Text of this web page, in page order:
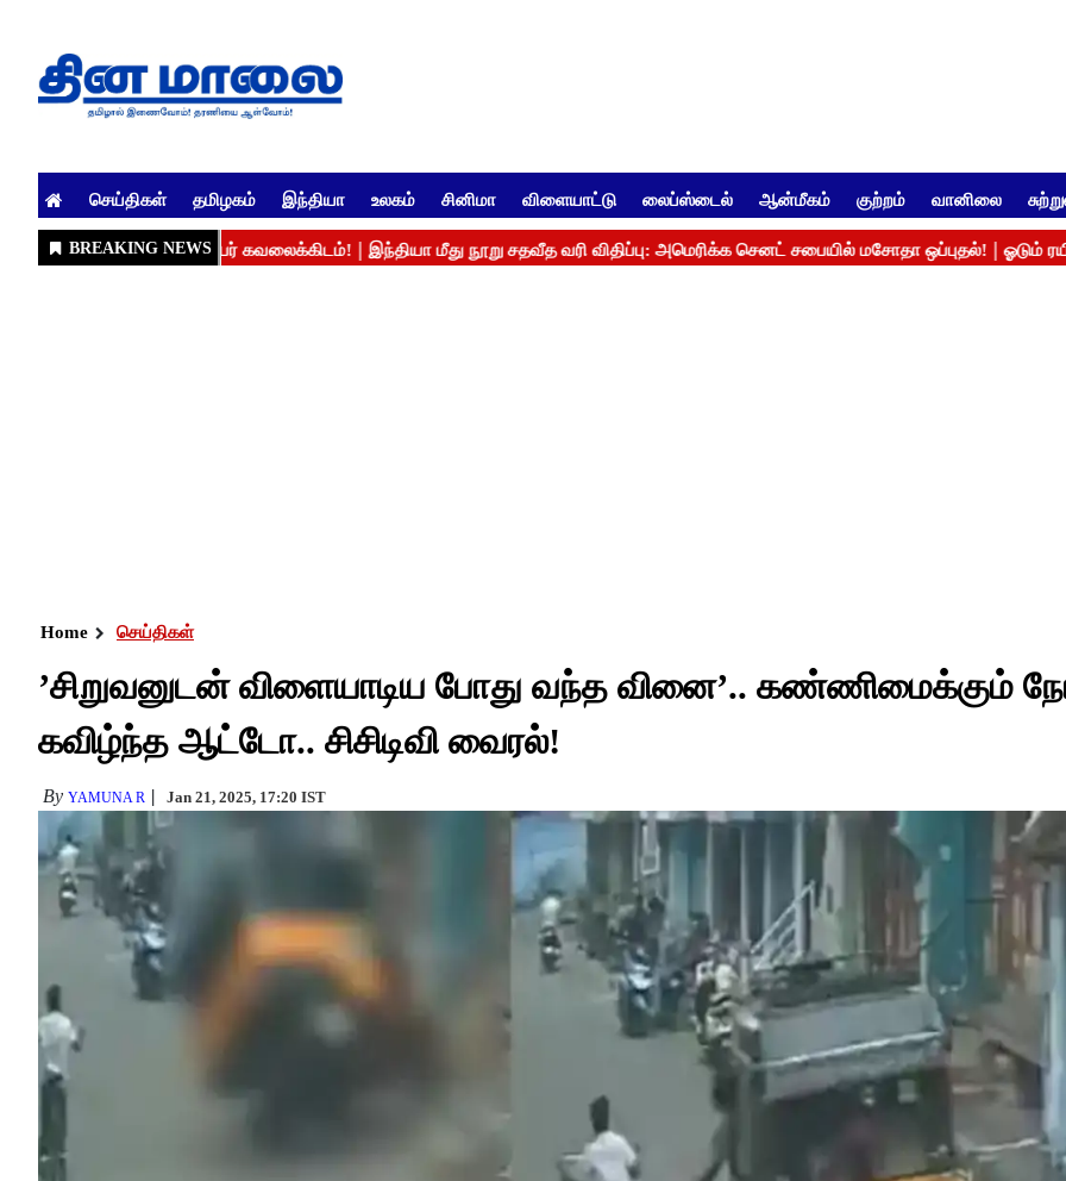
செய்திகள் தமிழகம் இந்தியா உலகம் சினிமா விளையாட்டு லைப்ஸ்டைல் ஆன்மீகம் குற்றம் வானிலை
Home செய்திகள்
’சிறுவனுடன் விளையாடிய போது வந்த வினை’.. கண்ணிமைக்கும்
கவிழ்ந்த ஆட்டோ.. சிசிடிவி வைரல்!
By YAMUNA R Jan 21, 2025, 17:20 IST